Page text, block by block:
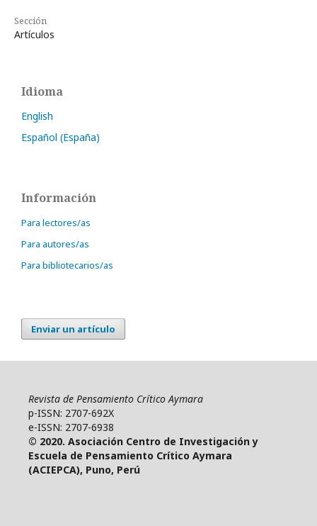
Sección
Artículos
Idioma
English
Español (España)
Información
Para lectores/as
Para autores/as
Para bibliotecarios/as
Enviar un artículo
Revista de Pensamiento Crítico Aymara
p-ISSN: 2707-692X
e-ISSN: 2707-6938
© 2020. Asociación Centro de Investigación y
Escuela de Pensamiento Crítico Aymara
(ACIEPCA), Puno, Perú